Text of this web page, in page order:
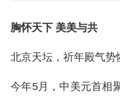
胸怀天下 美美与共
北京天坛，祈年殿气势
今年5月，中美元首相